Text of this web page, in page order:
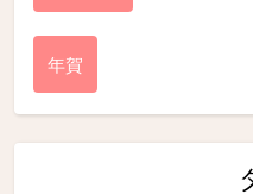
年賀